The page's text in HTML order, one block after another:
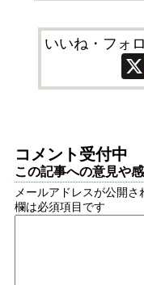
いいね・フォ
コメント受付中
この記事への意見や
メールアドレスが公開さ
欄は必須項目です